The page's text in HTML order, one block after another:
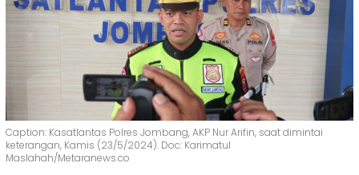
Caption: Kasatlantas Polres Jombang, AKP Nur Arifin, saat dimintai
keterangan, Kamis (23/5/2024). Doc: Karimatul
Maslahah/Metaranews.co